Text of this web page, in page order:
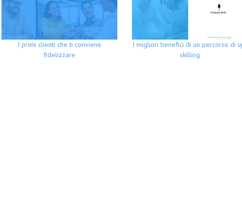
I primi clienti che ti conviene
fidelizzare
I migliori benefici di un percorso di
skilling